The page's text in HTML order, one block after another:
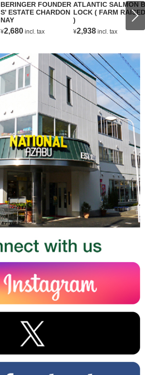
BERINGER FOUNDER
S' ESTATE CHARDON
NAY
¥2,680 incl. tax
ATLANTIC SALMON B
LOCK ( FARM RAISED
)
¥2,938 incl. tax